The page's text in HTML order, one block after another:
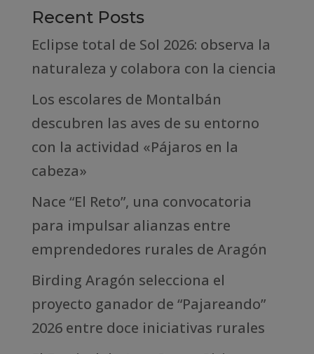
Recent Posts
Eclipse total de Sol 2026: observa la
naturaleza y colabora con la ciencia
Los escolares de Montalbán
descubren las aves de su entorno
con la actividad «Pájaros en la
cabeza»
Nace “El Reto”, una convocatoria
para impulsar alianzas entre
emprendedores rurales de Aragón
Birding Aragón selecciona el
proyecto ganador de “Pajareando”
2026 entre doce iniciativas rurales